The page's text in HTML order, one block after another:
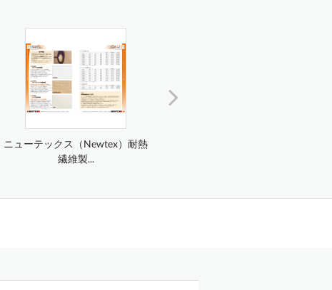
ニューテックス（Newtex）耐熱
繊維製...